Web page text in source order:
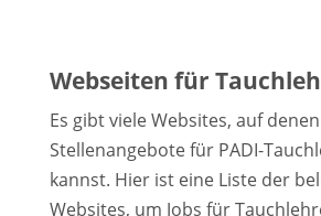
Webseiten für
Es gibt viele Websites, auf
Stellenangebote für PADI-
kannst. Hier ist eine Liste der
Websites, um Jobs für